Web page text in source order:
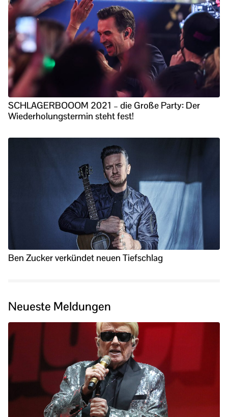
SCHLAGERBOOOM 2021 – die Große Party: Der
Wiederholungstermin steht fest!
Ben Zucker verkündet neuen Tiefschlag
Neueste Meldungen